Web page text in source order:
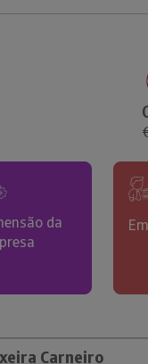
comerciais e
da
Carneiro